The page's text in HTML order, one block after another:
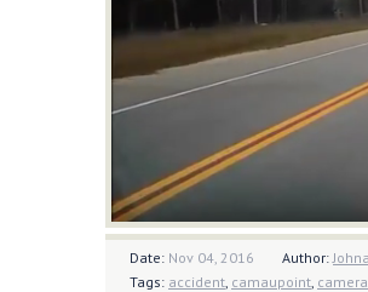
Date: Nov 04, 2016 Author:
Tags: accident camaupoint camera